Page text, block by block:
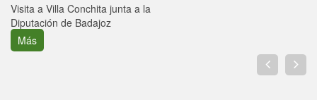
Visita a Villa Conchita junta a la
Diputación de Badajoz
Más